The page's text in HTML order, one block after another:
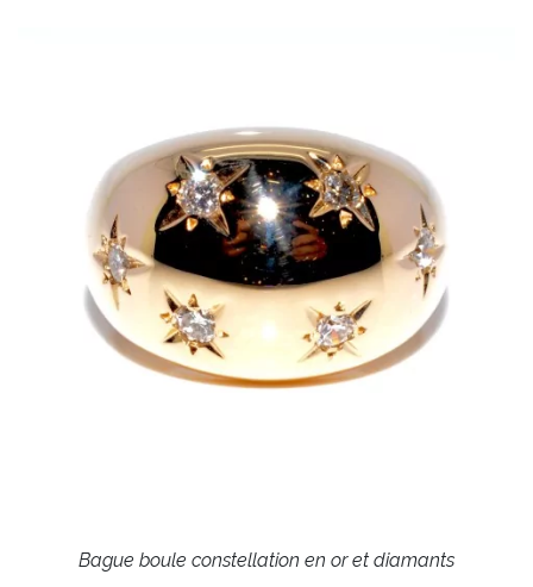
Bague boule constellation en or et diamants